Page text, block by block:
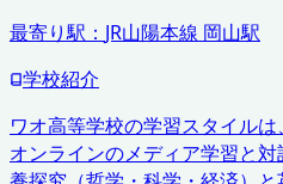
最寄り駅： JR山陽本線 岡山駅
学校紹介
ワオ高等学校の学習スタイル
オンラインのメディア学習と